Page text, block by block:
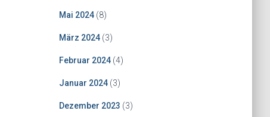
Mai 2024(8)
März 2024(3)
Februar 2024(4)
Januar 2024(3)
Dezember 2023 (3)